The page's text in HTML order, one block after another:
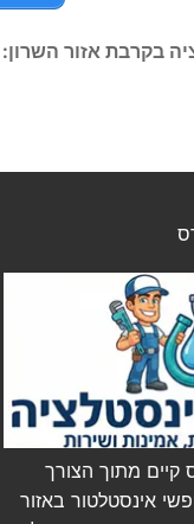
בקרבת אזור השרון:
קיים מתוך הצורך
אינסטלטור באזור